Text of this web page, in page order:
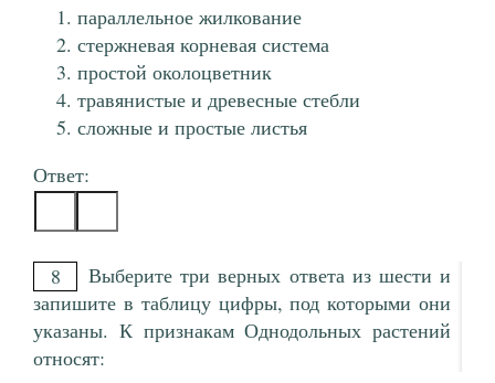
параллельное жилкование
стержневая корневая система
простой околоцветник
травянистые и древесные стебли
сложные и простые листья
Ответ:
8
Выберите три верных ответа из шести и
запишите в таблицу цифры, под которыми они
указаны. К признакам Однодольных растений
относят: